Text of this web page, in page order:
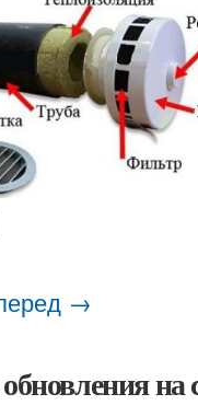
→
на